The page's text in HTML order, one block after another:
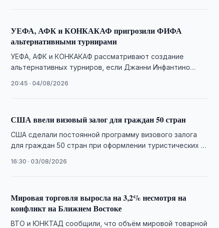
УЕФА, АФК и КОНКАКАФ пригрозили ФИФА
альтернативными турнирами
УЕФА, АФК и КОНКАКАФ рассматривают создание
альтернативных турниров, если Джанни Инфантино
президента ФИФА.
20:45 · 04/08/2026
США ввели визовый залог для граждан 50 стран
США сделали постоянной программу визового залога
для граждан 50 стран при оформлении туристических и
16:30 · 03/08/2026
Мировая торговля выросла на 3,2% несмотря на
конфликт на Ближнем Востоке
ВТО и ЮНКТАД сообщили, что объём мировой товарной